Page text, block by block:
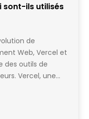
sont-ils utilisés
de
Web, Vercel et
des outils de
Vercel, une...